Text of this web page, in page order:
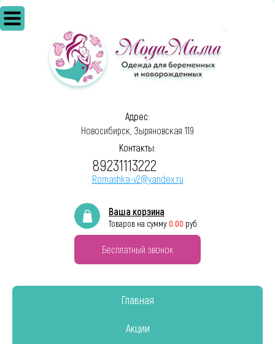
Адрес:
Новосибирск, Зыряновская 119
Контакты:
89231113222
Romashka-v2@yandex.ru
Ваша корзина
Товаров на сумму:0.00 руб.
Бесплатный звонок
Главная
Акции